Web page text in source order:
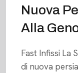
Nuova
Alla
Fast Infissi La
di nuova